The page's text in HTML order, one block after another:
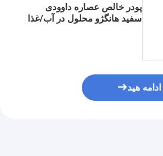
پودر خالص عصاره داوودی
سفید هانگژو محلول در آب/غذا
ادامه هید